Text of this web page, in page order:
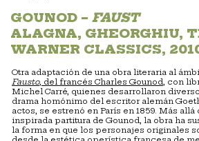
GOUNOD – FAUST
ALAGNA, GHEORGHIU,
WARNER CLASSICS,
Otra adaptación de una obra literaria al
Fausto, del francés Charles Gounod, con
Michel Carré, quienes desarrollaron
drama homónimo del escritor alemán
actos, se estrenó en París en 1859. Más
inspirada partitura de Gounod, la obra ha
la forma en que los personajes originales